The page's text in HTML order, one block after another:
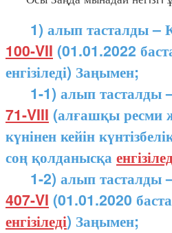
1) алып тасталды –
100-VII (01.01.2022
енгізіледі) Заңымен;
1-1) алып тасталды
71-VIII (алғашқы ресми
күнінен кейін
соң қолданысқа
1-2) алып тасталды
407-VI (01.01.2020
енгізіледі) Заңымен;